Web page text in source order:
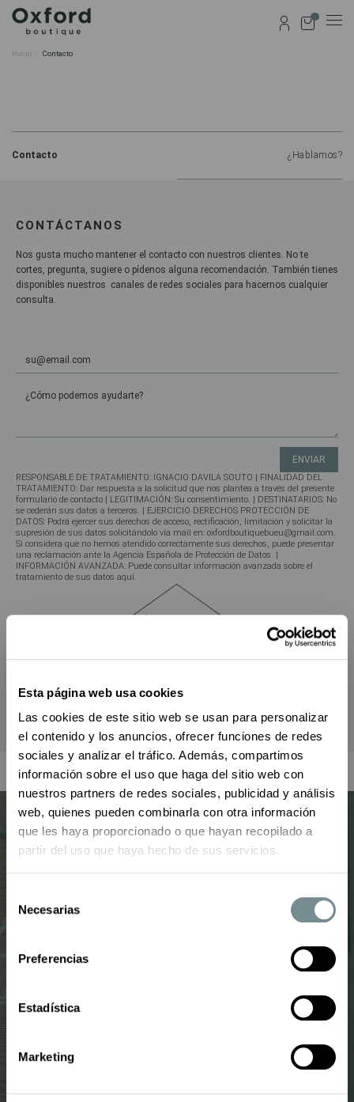
Esta página web usa cookies
Las cookies de este sitio web se usan para personalizar
el contenido y los anuncios, ofrecer funciones de redes
sociales y analizar el tráfico. Además, compartimos
información sobre el uso que haga del sitio web con
nuestros partners de redes sociales, publicidad y análisis
web, quienes pueden combinarla con otra información
que les haya proporcionado o que hayan recopilado a
partir del uso que haya hecho de sus servicios.
Necesarias
Preferencias
Estadística
Marketing
Inicio Contacto
Contacto ¿Hablamos?
CONTÁCTANOS
Nos gusta mucho mantener el contacto con nuestros clientes. No te
cortes, pregunta, sugiere o pídenos alguna recomendación. También tienes
disponibles nuestros canales de redes sociales para hacernos cualquier
consulta.
RESPONSABLE DE TRATAMIENTO: IGNACIO DAVILA SOUTO | FINALIDAD DEL
TRATAMIENTO: Dar respuesta a la solicitud que nos plantea a través del presente
formulario de contacto | LEGITIMACIÓN: Su consentimiento. | DESTINATARIOS: No
se cederán sus datos a terceros. | EJERCICIO DERECHOS PROTECCIÓN DE
DATOS: Podrá ejercer sus derechos de acceso, rectificación, limitación y solicitar la
supresión de sus datos solicitándolo vía mail en: oxfordboutiquebueu@gmail.com.
Si considera que no hemos atendido correctamente sus derechos, puede presentar
una reclamación ante la Agencia Española de Protección de Datos. |
INFORMACIÓN AVANZADA: Puede consultar información avanzada sobre el
tratamiento de sus datos aquí.
. Al suscribirte, aceptas que tu información se
transferirá a Mailchimp para su procesamiento.
Conoce aquí más acerca de la política de privacidad de MailChimp.